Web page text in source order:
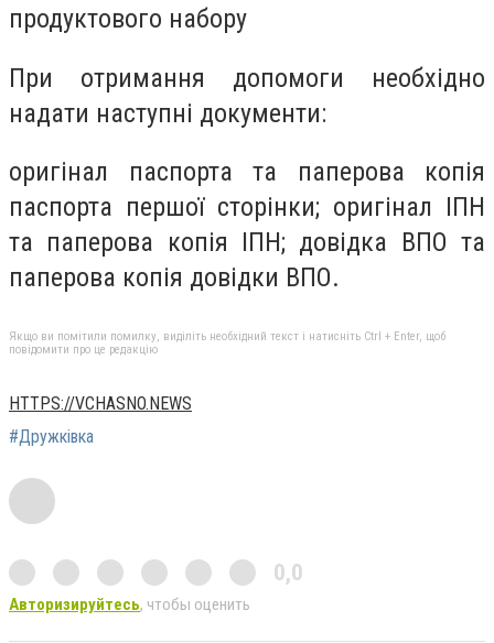
продуктового набору
При отримання допомоги необхідно
надати наступні документи:
оригінал паспорта та паперова копія
паспорта першої сторінки; оригінал ІПН
та паперова копія ІПН; довідка ВПО та
паперова копія довідки ВПО.
Якщо ви помітили помилку, виділіть необхідний текст і натисніть Ctrl + Enter, щоб
повідомити про це редакцію
HTTPS://VCHASNO.NEWS
#Дружківка
0,0
Авторизируйтесь, чтобы оценить